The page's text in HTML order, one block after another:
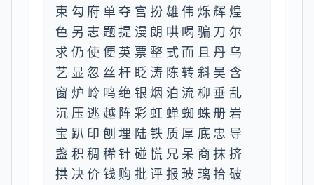
束勾府单夺宫扮雄伟烁辉煌
色另志题提漫朗哄喝骗刀尔
求仍使便英票整式而且丹乌
艺显忽丝杆眨涛陈转斜吴含
窗炉岭鸣绝银烟泊流柳垂乱
沉压逃越阵彩虹蝉蜘蛛册岩
宝趴印刨埋陆铁质厚底忠导
盏积稠稀针碰慌兄呆商抹挤
拱决价钱购批评报玻璃拾破